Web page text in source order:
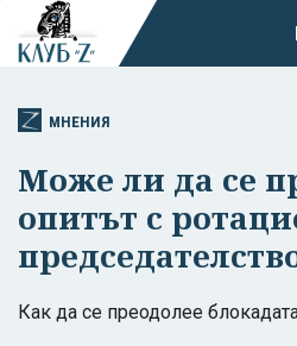
МНЕНИЯ
Може ли да се
опитът с
Как да се преодолее